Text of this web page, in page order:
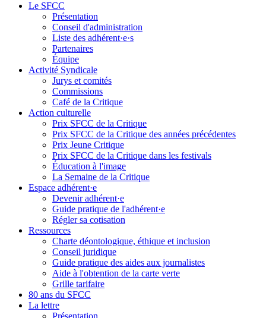
Le SFCC
Présentation
Conseil d'administration
Liste des adhérent·e·s
Partenaires
Équipe
Activité Syndicale
Jurys et comités
Commissions
Café de la Critique
Action culturelle
Prix SFCC de la Critique
Prix SFCC de la Critique des années précédentes
Prix Jeune Critique
Prix SFCC de la Critique dans les festivals
Éducation à l'image
La Semaine de la Critique
Espace adhérent·e
Devenir adhérent·e
Guide pratique de l'adhérent·e
Régler sa cotisation
Ressources
Charte déontologique, éthique et inclusion
Conseil juridique
Guide pratique des aides aux journalistes
Aide à l'obtention de la carte verte
Grille tarifaire
80 ans du SFCC
La lettre
Présentation